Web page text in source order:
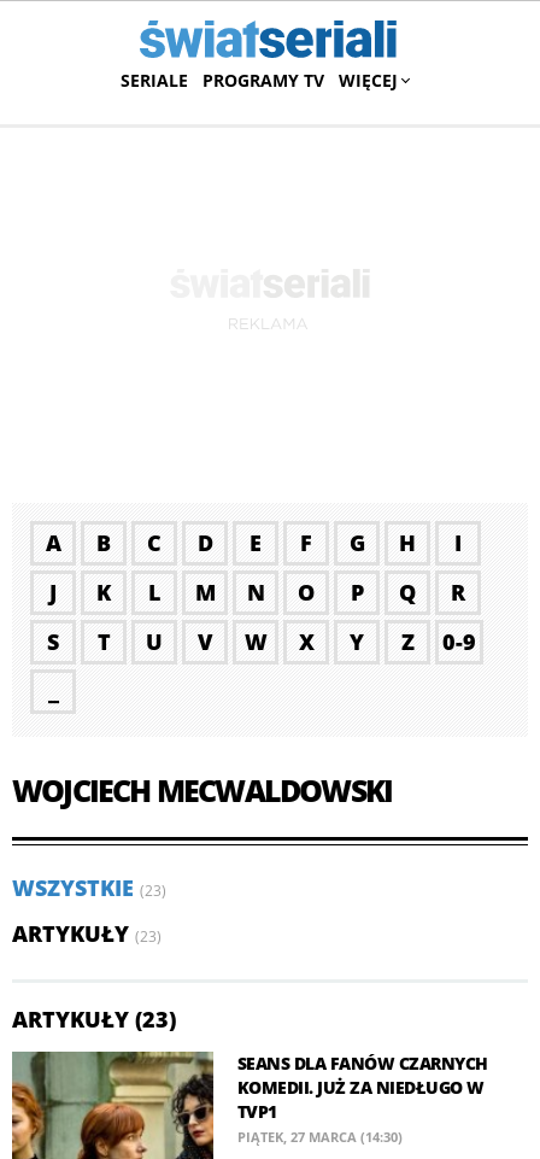
SERIALE PROGRAMY TV WIĘCEJ
A B C D E F G H
I
J
K L M N O P Q
R
S
T U V W X Y Z
0-9
WOJCIECH MECWALDOWSKI
WSZYSTKIE (23)
ARTYKUŁY (23)
ARTYKUŁY (23)
SEANS DLA FANÓW CZARNYCH
KOMEDII. JUŻ ZA NIEDŁUGO W
TVP1
PIĄTEK, 27 MARCA (14:30)